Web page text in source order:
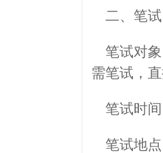
二、笔试
笔试对
需笔试，
笔试时
笔试地